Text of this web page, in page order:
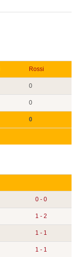
Rossi
0
0
0
0 - 0
1 - 2
1 - 1
1 - 1